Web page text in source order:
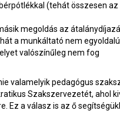
(tehát összesen az
megoldás az
a munkáltató nem
valószínűleg nem fog
valamelyik pedagógus
Szakszervezetét, ahol
Ez a válasz is az ő